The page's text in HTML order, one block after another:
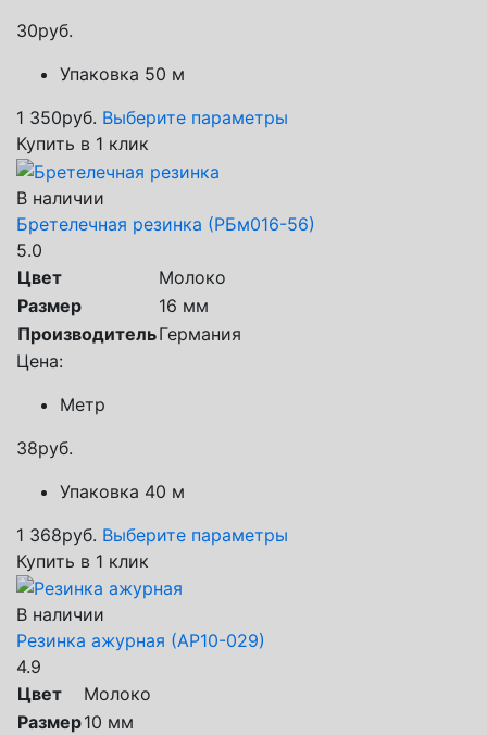
30руб.
Упаковка 50 м
1 350руб. Выберите параметры
Купить в 1 клик
В наличии
Бретелечная резинка (РБм016-56)
5.0
Цвет
Молоко
Размер
16 мм
ПроизводительГермания
Цена:
Метр
38руб.
Упаковка 40 м
1 368руб. Выберите параметры
Купить в 1 клик
В наличии
Резинка ажурная (АР10-029)
4.9
Цвет
Молоко
Размер10 мм